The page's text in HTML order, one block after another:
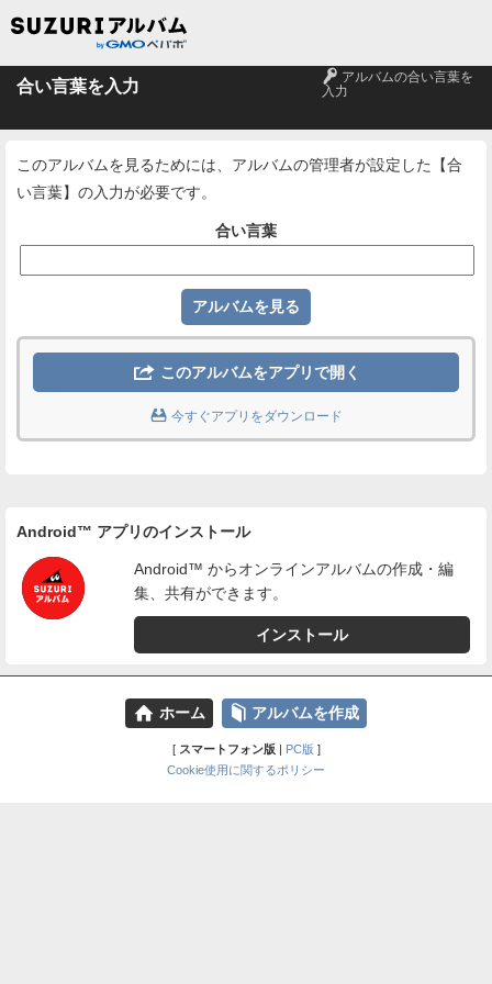
合い言葉を入力 🔑 アルバムの合い言葉を
入力
このアルバムを見るためには、アルバムの管理者が設定した【合
い言葉】の入力が必要です。
合い言葉
 このアルバムをアプリで開く
 今すぐアプリをダウンロード
Android™ アプリのインストール
Android™ からオンラインアルバムの作成・編
集、共有ができます。
インストール
⌂ ホーム 📕 アルバムを作成
[ スマートフォン版| PC版 ]
Cookie使用に関するポリシー